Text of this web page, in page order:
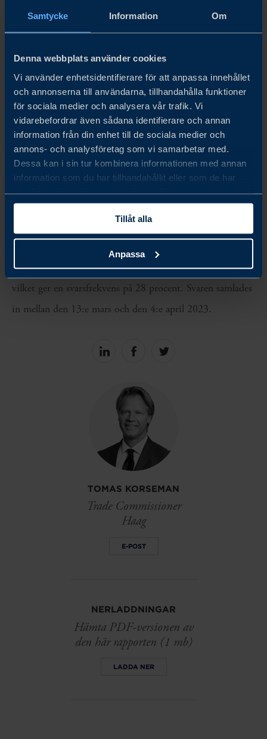
Samtycke Information Om
Denna webbplats använder cookies
Vi använder enhetsidentifierare för att anpassa innehållet
och annonserna till användarna, tillhandahålla funktioner
för sociala medier och analysera vår trafik. Vi
vidarebefordrar även sådana identifierare och annan
information från din enhet till de sociala medier och
annons- och analysföretag som vi samarbetar med.
Dessa kan i sin tur kombinera informationen med annan
information som du har tillhandahållit eller som de har
samlat in när du har använt deras tjänster.
Tillåt alla
Anpassa
TOMAS KORSEMAN
Trade Commissioner
Haag
E-POST
NERLADDNINGAR
Hämta PDF-versionen av
den här rapporten (1 mb)
LADDA NER
år svarade 89 procent att varumärket bidrar delvis eller
mycket.
Ladda gärna ner rapporten för att få en fullständig översikt
över resultaten med en detaljerad analys.
OM UNDERSÖKNINGEN
Vår Business Climate Survey är ett initiativ som
identifierar de möjligheter och utmaningar som svenska
företag möter när de gör affärer över hela världen. I år
genomförs undersökningen för tredje året i rad i
chefer som representerar svenska företag, varav 47 svarade,
vilket ger en svarsfrekvens på 28 procent. Svaren samlades
in mellan den 13:e mars och den 4:e april 2023.
Share
Share
Share